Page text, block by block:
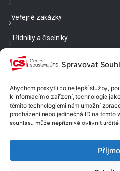
Spravovat
Abychom poskytli co nejlepší služby,
k informacím o zařízení, technologie
těmito technologiemi nám umožní
procházení nebo jedinečná ID na tomto
souhlasu může nepříznivě ovlivnit
Veřejné zakázky
Třídníky a číselníky
Blog
Nastavení cookies
Chcete být v obraze?
Dostávat e-mailem rady, náměty a